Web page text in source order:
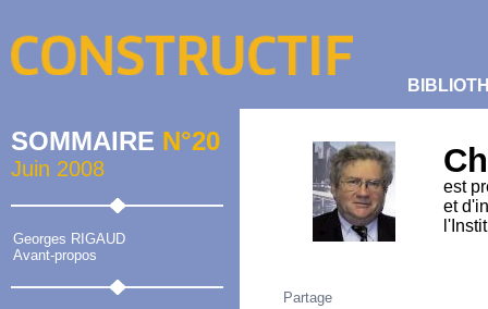
SOMMAIRE N°20
Juin 2008
Georges RIGAUD
Avant-propos
est
et
Partage